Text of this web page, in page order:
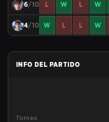
6/10 L W L W
4/10 W L L W
INFO DEL PARTIDO
Torneo